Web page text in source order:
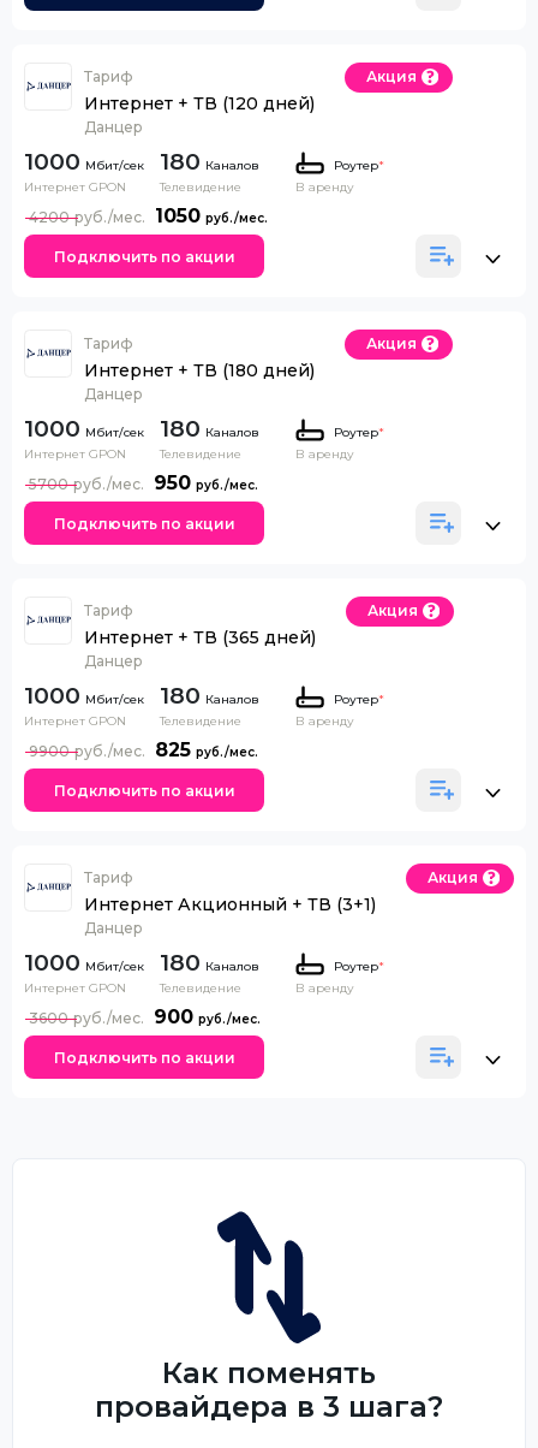
Тариф
Интернет + ТВ (120 дней)
Данцер
Акция
1000
Интернет GPON
180 Каналов
Телевидение
Роутер*
В аренду
1050
4200
Подключить по акции
Тариф
Интернет + ТВ (180 дней)
Данцер
Акция
1000
Интернет GPON
180 Каналов
Телевидение
Роутер*
В аренду
950
5700
Подключить по акции
Тариф
Интернет + ТВ (365 дней)
Данцер
Акция
1000
Интернет GPON
180 Каналов
Телевидение
Роутер*
В аренду
825
9900
Подключить по акции
Тариф
Интернет Акционный + ТВ (3+1)
Данцер
Акция
1000
Интернет GPON
180 Каналов
Телевидение
Роутер*
В аренду
900
3600
Подключить по акции
Как поменять
провайдера в 3 шага?